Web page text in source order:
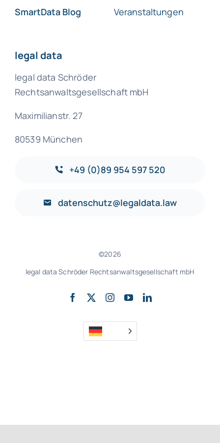
SmartData Blog
Veranstaltungen
legal data
legal data Schröder
Rechtsanwaltsgesellschaft mbH
Maximilianstr. 27
80539 München
+49 (0)89 954 597 520
datenschutz@legaldata.law
©2026
legal data Schröder Rechtsanwaltsgesellschaft mbH